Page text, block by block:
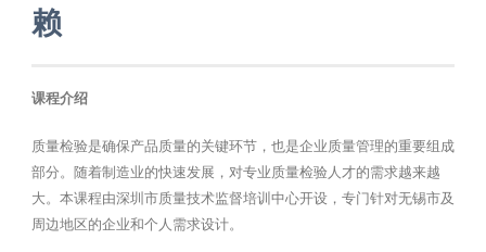
赖
课程介绍
质量检验是确保产品质量的关键环节，也是企业质量管理的重要组成
部分。随着制造业的快速发展，对专业质量检验人才的需求越来越
大。本课程由深圳市质量技术监督培训中心开设，专门针对无锡市及
周边地区的企业和个人需求设计。